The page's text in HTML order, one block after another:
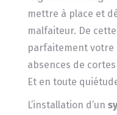
mettre à place et
malfaiteur. De
parfaitement votre
absences de
Et en toute
L’installation d’un